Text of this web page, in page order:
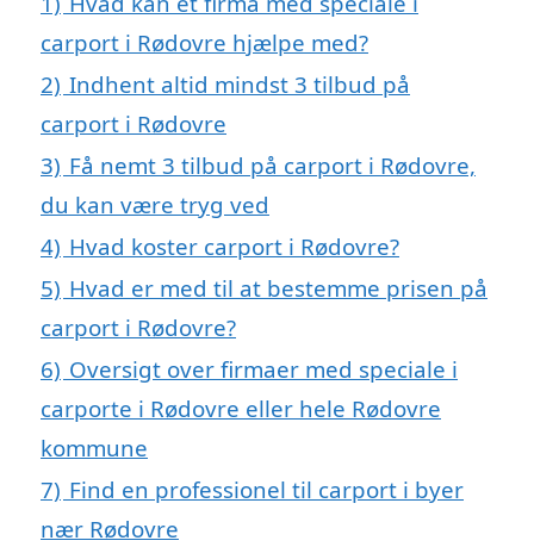
carport i Rødovre hjælpe med?
2) Indhent altid mindst 3 tilbud på
carport i Rødovre
3) Få nemt 3 tilbud på carport i Rødovre,
du kan være tryg ved
4) Hvad koster carport i Rødovre?
5) Hvad er med til at bestemme prisen på
carport i Rødovre?
6) Oversigt over firmaer med speciale i
carporte i Rødovre eller hele Rødovre
kommune
7) Find en professionel til carport i byer
nær Rødovre